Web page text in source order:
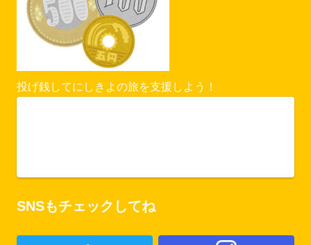
投げ銭してにしきよの旅を支援しよう！
SNSもチェックしてね